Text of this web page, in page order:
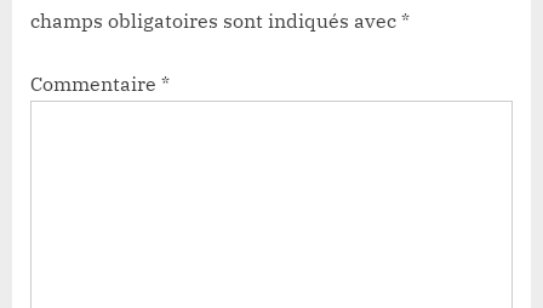
champs obligatoires sont indiqués avec *
Commentaire *